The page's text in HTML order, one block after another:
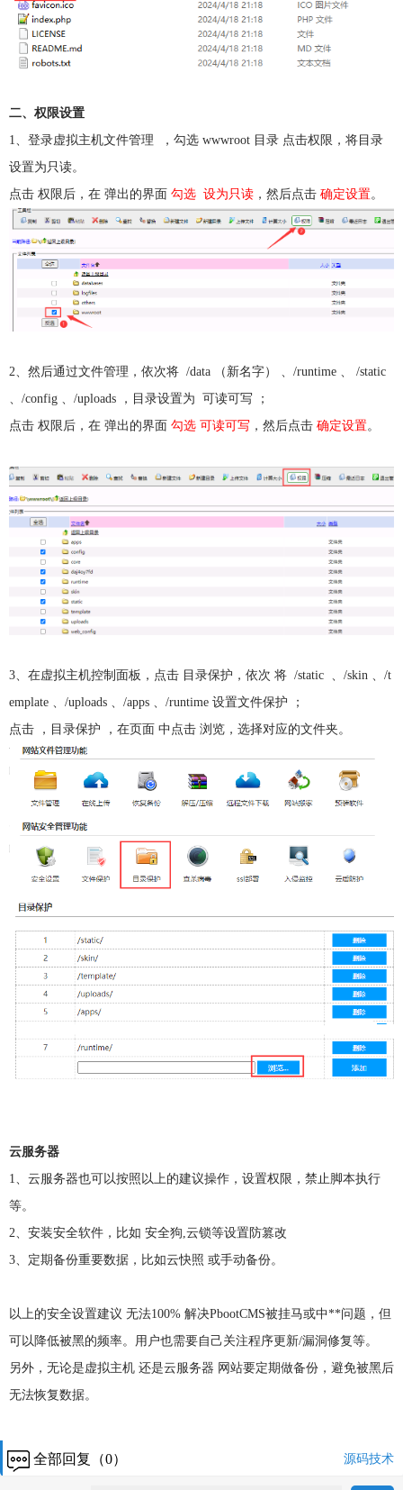
二、权限设置
1、登录虚拟主机文件管理 ，勾选 wwwroot 目录 点击权限，将目录
设置为只读。
点击 权限后，在 弹出的界面 勾选 设为只读 ，然后点击 确定设置。
2、然后通过文件管理，依次将 /data （新名字） 、/runtime 、 /static
、/config 、/uploads ，目录设置为 可读可写 ；
点击 权限后，在 弹出的界面 勾选 可读可写 ，然后点击 确定设置。
3、在虚拟主机控制面板，点击 目录保护，依次 将 /static 、/skin 、/t
emplate 、/uploads 、/apps 、/runtime 设置文件保护 ；
点击 ，目录保护 ，在页面 中点击 浏览，选择对应的文件夹。
云服务器
1、云服务器也可以按照以上的建议操作，设置权限，禁止脚本执行
等。
2、安装安全软件，比如 安全狗,云锁等设置防篡改
3、定期备份重要数据，比如云快照 或手动备份。
以上的安全设置建议 无法100% 解决PbootCMS被挂马或中**问题，但
可以降低被黑的频率。用户也需要自己关注程序更新/漏洞修复等。
另外，无论是虚拟主机 还是云服务器 网站要定期做备份，避免被黑后
无法恢复数据。
全部回复（0） 源码技术